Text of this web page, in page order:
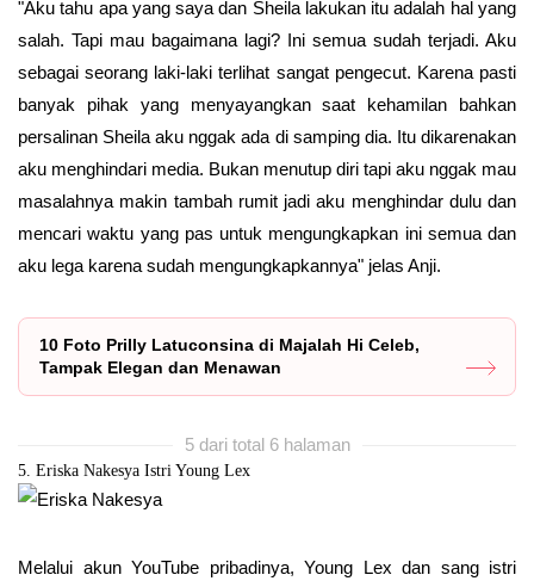
"Aku tahu apa yang saya dan Sheila lakukan itu adalah hal yang
salah. Tapi mau bagaimana lagi? Ini semua sudah terjadi. Aku
sebagai seorang laki-laki terlihat sangat pengecut. Karena pasti
banyak pihak yang menyayangkan saat kehamilan bahkan
persalinan Sheila aku nggak ada di samping dia. Itu dikarenakan
aku menghindari media. Bukan menutup diri tapi aku nggak mau
masalahnya makin tambah rumit jadi aku menghindar dulu dan
mencari waktu yang pas untuk mengungkapkan ini semua dan
aku lega karena sudah mengungkapkannya" jelas Anji.
10 Foto Prilly Latuconsina di Majalah Hi Celeb,
Tampak Elegan dan Menawan
5 dari total 6 halaman
5. Eriska Nakesya Istri Young Lex
Melalui akun YouTube pribadinya, Young Lex dan sang istri